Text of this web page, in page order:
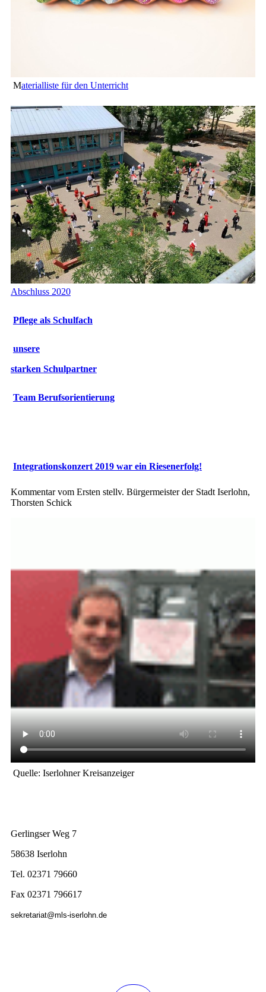
Materialliste für den Unterricht
Abschluss 2020
Pflege als Schulfach
unsere
starken Schulpartner
Team Berufsorientierung
Integrationskonzert 2019 war ein Riesenerfolg!
Kommentar vom Ersten stellv. Bürgermeister der Stadt Iserlohn,
Thorsten Schick
Quelle: Iserlohner Kreisanzeiger
Gerlingser Weg 7
58638 Iserlohn
Tel. 02371 79660
Fax 02371 796617
sekretariat@mls-iserlohn.de